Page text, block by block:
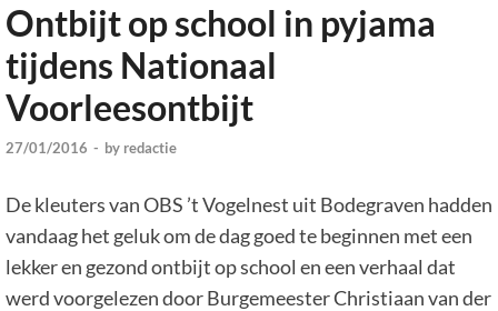
Ontbijt op school in pyjama
tijdens Nationaal
Voorleesontbijt
27/01/2016 - by redactie
De kleuters van OBS ’t Vogelnest uit Bodegraven hadden
vandaag het geluk om de dag goed te beginnen met een
lekker en gezond ontbijt op school en een verhaal dat
werd voorgelezen door Burgemeester Christiaan van der